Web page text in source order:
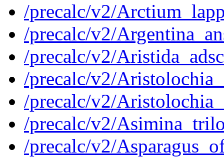
/precalc/v2/
/precalc/v2/
/precalc/v2/
/precalc/v2/
/precalc/v2/
/precalc/v2/
/precalc/v2/